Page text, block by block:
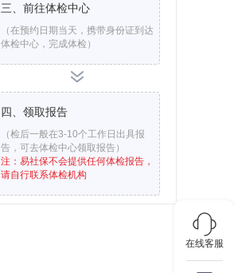
在线客服
三、前往体检中心
（在预约日期当天，携带身份证到达
体检中心，完成体检）
四、领取报告
（检后一般在3-10个工作日出具报
告，可去体检中心领取报告）
注：易社保不会提供任何体检报告，
请自行联系体检机构